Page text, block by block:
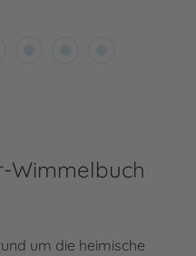
Wimmelbuch
um die heimische